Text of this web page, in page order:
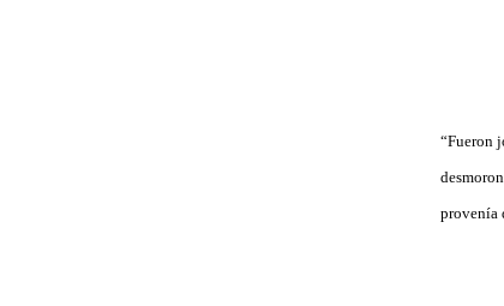
“Fueron
provenía